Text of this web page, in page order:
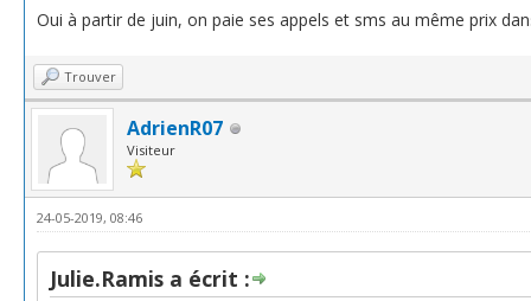
Oui à partir de juin, on paie ses appels et sms au même prix
Trouver
AdrienR07
Visiteur
24-05-2019, 08:46
Julie.Ramis a écrit :